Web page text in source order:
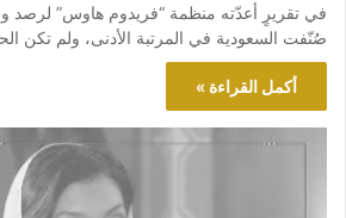
في تقريرٍ أعدّته منظمة “فريدوم هاوس” لرصد
صُنّفت السعودية في المرتبة الأدنى، ولم تكن
أكمل القراءة »